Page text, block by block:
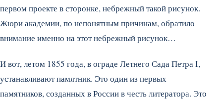
первом проекте в сторонке, небрежный такой рисунок.
Жюри академии, по непонятным причинам, обратило
внимание именно на этот небрежный рисунок…
И вот, летом 1855 года, в ограде Летнего Сада Петра I,
устанавливают памятник. Это один из первых
памятников, созданных в России в честь литератора. Это